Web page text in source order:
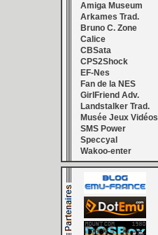
Amiga Museum
Arkames Trad.
Bruno C. Zone
Calice
CBSata
CPS2Shock
EF-Nes
Fan de la NES
GirlFriend Adv.
Landstalker Trad.
Musée Jeux Vidéos
SMS Power
Speccyal
Wakoo-enter